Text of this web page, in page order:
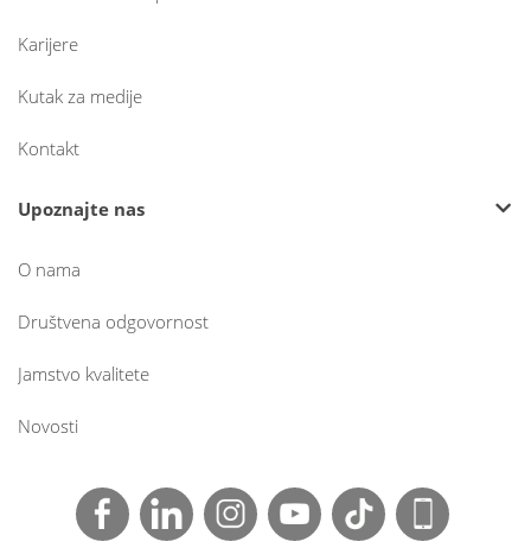
Karijere
Kutak za medije
Kontakt
Upoznajte nas
O nama
Društvena odgovornost
Jamstvo kvalitete
Novosti